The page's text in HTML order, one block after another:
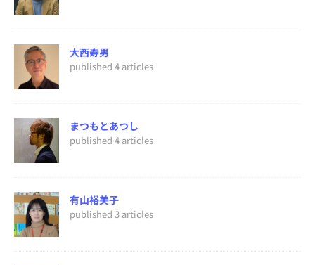
大西寿男
published 4 articles
まつもとあつし
published 4 articles
有山裕美子
published 3 articles